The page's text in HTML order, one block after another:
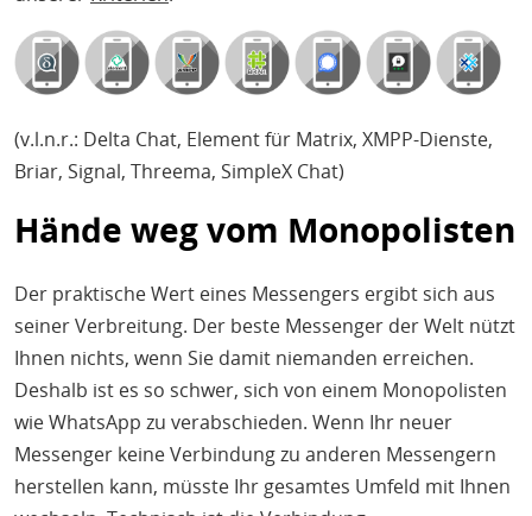
(v.l.n.r.: Delta Chat, Element für Matrix, XMPP-Dienste,
Briar, Signal, Threema, SimpleX Chat)
Hände weg vom Monopolisten
Der praktische Wert eines Messengers ergibt sich aus
seiner Verbreitung. Der beste Messenger der Welt nützt
Ihnen nichts, wenn Sie damit niemanden erreichen.
Deshalb ist es so schwer, sich von einem Monopolisten
wie WhatsApp zu verabschieden. Wenn Ihr neuer
Messenger keine Verbindung zu anderen Messengern
herstellen kann, müsste Ihr gesamtes Umfeld mit Ihnen